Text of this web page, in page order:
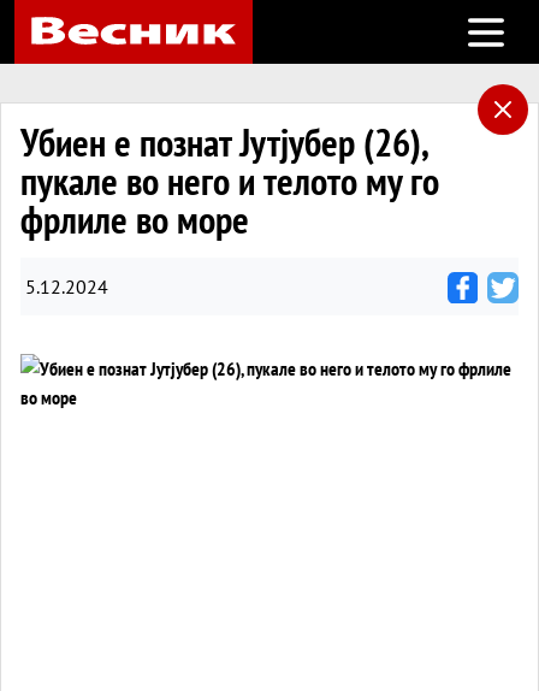
Open
Убиен е познат Јутјубер (26),
пукале во него и телото му го
фрлиле во море
5.12.2024